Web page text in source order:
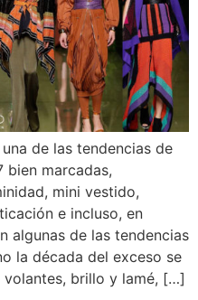
de las tendencias de
bien marcadas,
mini vestido,
e incluso, en
algunas de las tendencias
la década del exceso se
brillo y lamé, […]